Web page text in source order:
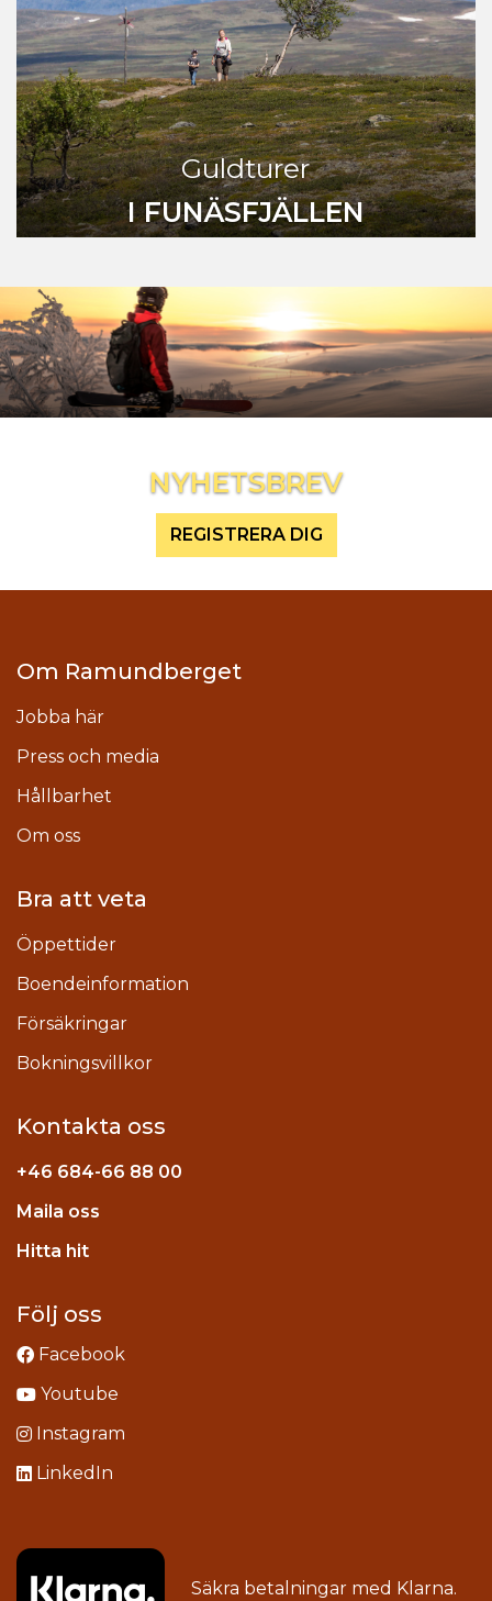
Guldturer
I FUNÄSFJÄLLEN
NYHETSBREV
REGISTRERA DIG
Om Ramundberget
Jobba här
Press och media
Hållbarhet
Om oss
Bra att veta
Öppettider
Boendeinformation
Försäkringar
Bokningsvillkor
Kontakta oss
+46 684-66 88 00
Maila oss
Hitta hitstagram
Följ oss
Facebook
Youtube
Instagram
LinkedIn
Säkra betalningar med Klarna.